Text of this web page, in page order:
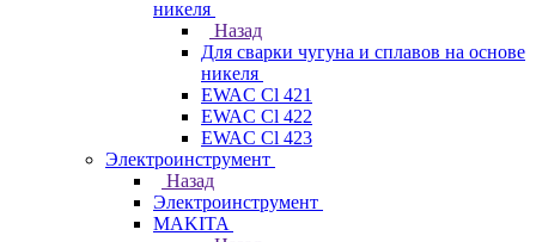
никеля
Назад
Для сварки чугуна и сплавов на основе
никеля
EWAC Cl 421
EWAC Cl 422
EWAC Cl 423
Электроинструмент
Назад
Электроинструмент
МAKITA